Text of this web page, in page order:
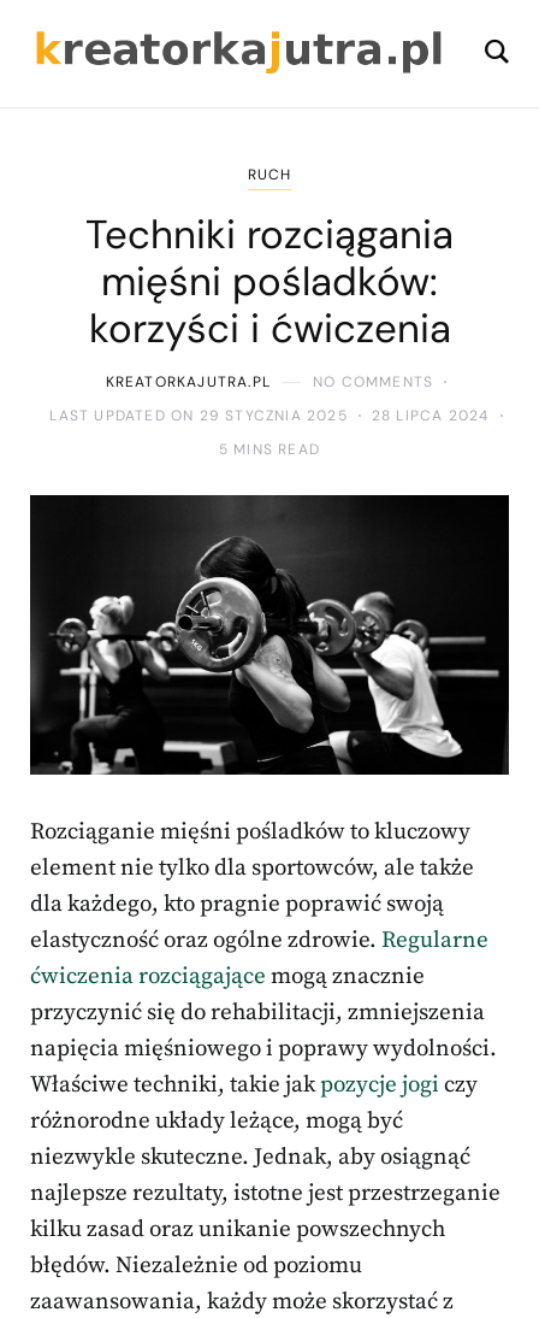
RUCH
Techniki rozciągania
mięśni pośladków:
korzyści i ćwiczenia
KREATORKAJUTRA.PL
NO COMMENTS
LAST UPDATED ON 29 STYCZNIA 2025
28 LIPCA 2024
5 MINS READ
Rozciąganie mięśni pośladków to kluczowy
element nie tylko dla sportowców, ale także
dla każdego, kto pragnie poprawić swoją
elastyczność oraz ogólne zdrowie. Regularne
ćwiczenia rozciągające mogą znacznie
przyczynić się do rehabilitacji, zmniejszenia
napięcia mięśniowego i poprawy wydolności.
Właściwe techniki, takie jakpozycje jogi czy
różnorodne układy leżące, mogą być
niezwykle skuteczne. Jednak, aby osiągnąć
najlepsze rezultaty, istotne jest przestrzeganie
kilku zasad oraz unikanie powszechnych
błędów. Niezależnie od poziomu
zaawansowania, każdy może skorzystać z